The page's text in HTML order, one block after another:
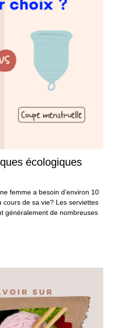
écologiques
femme a besoin d’environ 10
de sa vie? Les serviettes
généralement de nombreuses